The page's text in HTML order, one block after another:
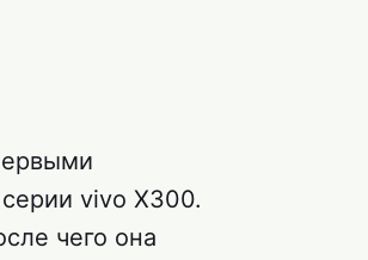
vivo X300.
чего она